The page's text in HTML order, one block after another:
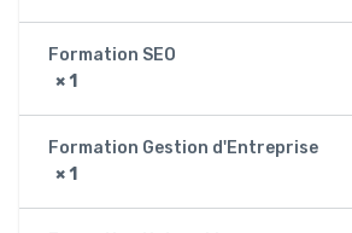
Formation SEO
× 1
Formation Gestion d'Entreprise
× 1